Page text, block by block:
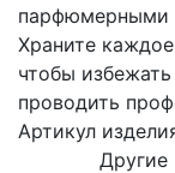
парфюмерными
Храните
чтобы
проводить
Артикул
Другие